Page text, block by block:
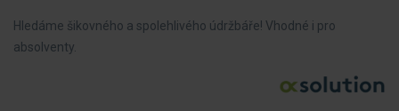
Hledáme šikovného a spolehlivého údržbáře! Vhodné i pro
absolventy.